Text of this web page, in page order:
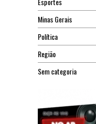
Minas Gerais
Política
Região
Sem categoria